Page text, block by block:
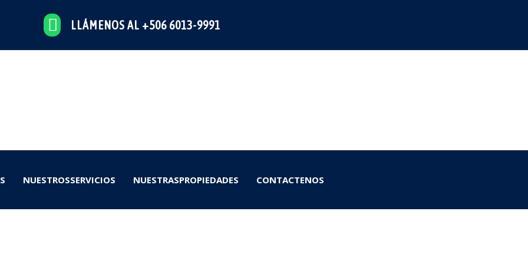
LLÁMENOS AL +506 6013-9991
NUESTROSSERVICIOS NUESTRASPROPIEDADES CONTACTENOS